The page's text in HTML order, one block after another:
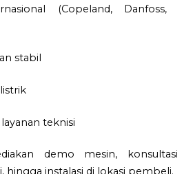
(Copeland, Danfoss,
stabil
teknisi
demo mesin, konsultasi
hingga instalasi di lokasi pembeli.